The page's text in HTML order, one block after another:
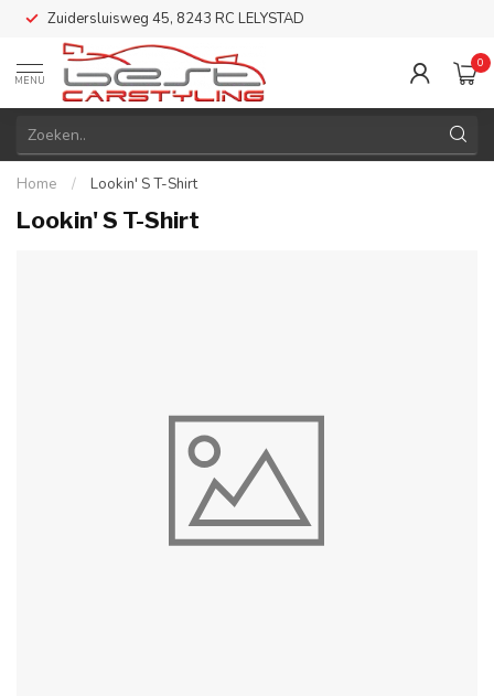
Zuidersluisweg 45, 8243 RC LELYSTAD
MENU
0
Home / Lookin' S T-Shirt
Lookin' S T-Shirt